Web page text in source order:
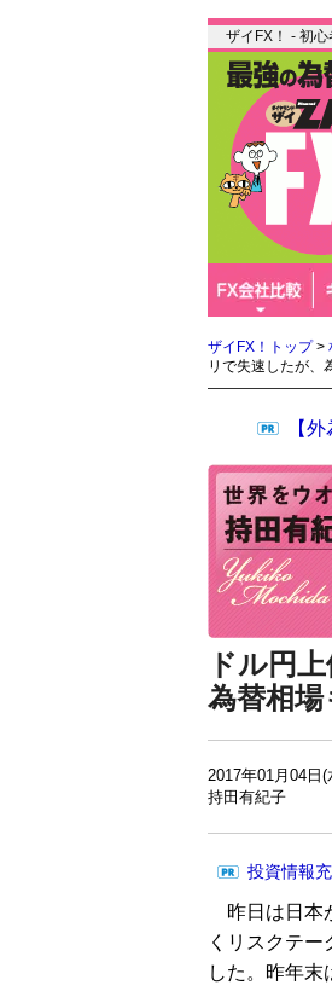
ザイFX！ - 初
ザイFX！トップ>
リで失速したが、
【
ドル円
為替相
2017年01月04日
持田有紀子
投資情報
昨日は日本
くリスクテ
した。昨年末